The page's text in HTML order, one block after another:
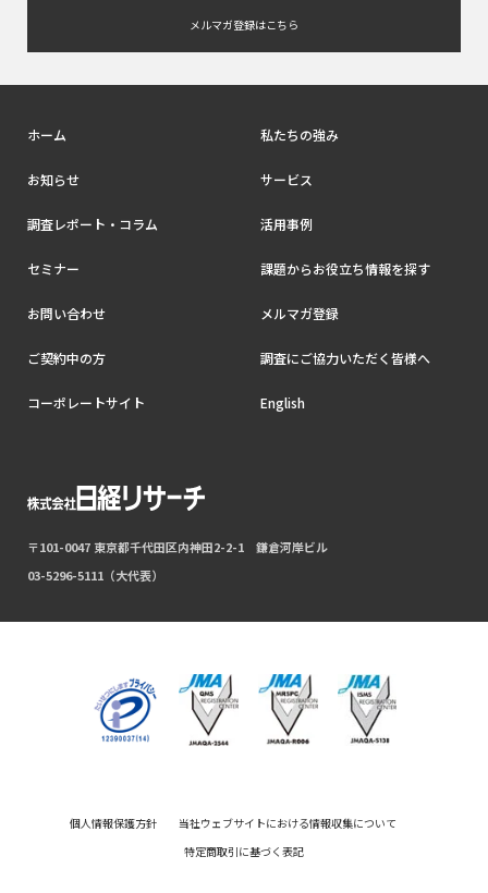
メルマガ登録はこちら
ホーム 私たちの強み
お知らせ サービス
調査レポート・コラム 活用事例
セミナー 課題からお役立ち情報を探す
お問い合わせ メルマガ登録
ご契約中の方 調査にご協力いただく皆様へ
コーポレートサイト English
〒101-0047 東京都千代田区内神田2-2-1 鎌倉河岸ビル
03-5296-5111（大代表）
個人情報保護方針
当社ウェブサイトにおける情報収集について
特定商取引に基づく表記